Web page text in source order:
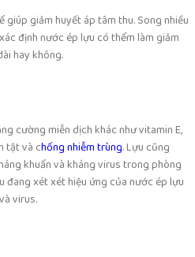
giúp giảm huyết áp tâm thu. Song nhiều
định nước ép lựu có thểm làm giảm
hay không.
cường miễn dịch khác như vitamin E,
tật và chống nhiễm trùng. Lựu cũng
khuẩn và kháng virus trong phòng
đang xét xét hiệu ứng của nước ép lựu
virus.